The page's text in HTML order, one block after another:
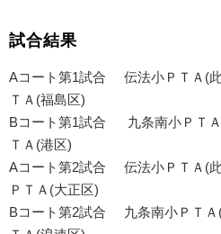
試合結果
Aコート第1試合 伝法小ＰＴ
ＴＡ(福島区)
Bコート第1試合 九条南小Ｐ
ＴＡ(港区)
Aコート第2試合 伝法小ＰＴ
ＰＴＡ(大正区)
Bコート第2試合 九条南小Ｐ